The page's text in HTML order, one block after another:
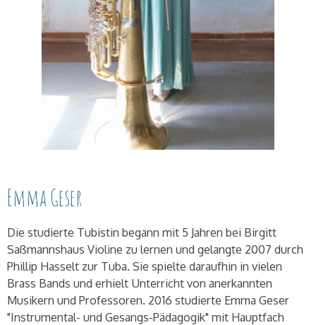
Emma Geser
Die studierte Tubistin begann mit 5 Jahren bei Birgitt
Saßmannshaus Violine zu lernen und gelangte 2007 durch
Phillip Hasselt zur Tuba. Sie spielte daraufhin in vielen
Brass Bands und erhielt Unterricht von anerkannten
Musikern und Professoren. 2016 studierte Emma Geser
"Instrumental- und Gesangs-Pädagogik" mit Hauptfach